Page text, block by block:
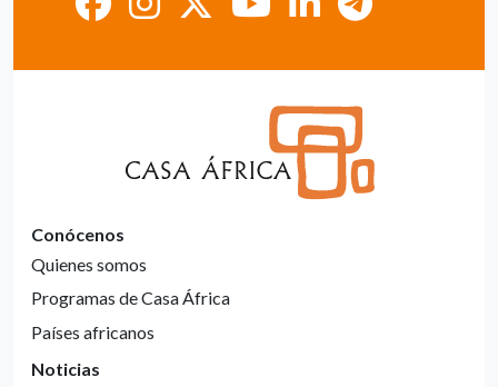
Conócenos
Quienes somos
Programas de Casa África
Países africanos
Noticias